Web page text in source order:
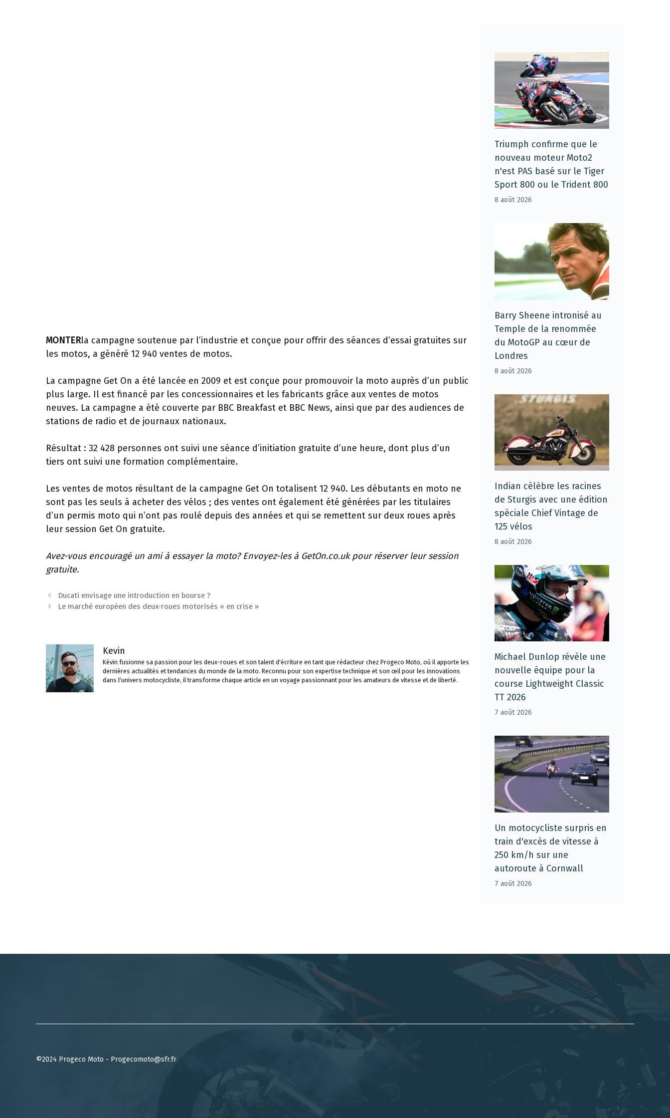
MONTERla campagne soutenue par l’industrie et conçue pour offrir des séances d’essai gratuites sur
les motos, a généré 12 940 ventes de motos.
La campagne Get On a été lancée en 2009 et est conçue pour promouvoir la moto auprès d’un public
plus large. Il est financé par les concessionnaires et les fabricants grâce aux ventes de motos
neuves. La campagne a été couverte par BBC Breakfast et BBC News, ainsi que par des audiences de
stations de radio et de journaux nationaux.
Résultat : 32 428 personnes ont suivi une séance d’initiation gratuite d’une heure, dont plus d’un
tiers ont suivi une formation complémentaire.
Les ventes de motos résultant de la campagne Get On totalisent 12 940. Les débutants en moto ne
sont pas les seuls à acheter des vélos ; des ventes ont également été générées par les titulaires
d’un permis moto qui n’ont pas roulé depuis des années et qui se remettent sur deux roues après
leur session Get On gratuite.
Avez-vous encouragé un ami à essayer la moto? Envoyez-les à GetOn.co.uk pour réserver leur session
gratuite.
Navigation
des
Ducati envisage une introduction en bourse ?
Le marché européen des deux-roues motorisés « en crise »
Kevin
Kévin fusionne sa passion pour les deux-roues et son talent d'écriture en tant que rédacteur chez Progeco Moto, où il apporte les
dernières actualités et tendances du monde de la moto. Reconnu pour son expertise technique et son œil pour les innovations
dans l'univers motocycliste, il transforme chaque article en un voyage passionnant pour les amateurs de vitesse et de liberté.
Triumph confirme que le
nouveau moteur Moto2
n'est PAS basé sur le Tiger
Sport 800 ou le Trident 800
8 août 2026
Barry Sheene intronisé au
Temple de la renommée
du MotoGP au cœur de
Londres
8 août 2026
Indian célèbre les racines
de Sturgis avec une édition
spéciale Chief Vintage de
125 vélos
8 août 2026
Michael Dunlop révèle une
nouvelle équipe pour la
course Lightweight Classic
TT 2026
7 août 2026
Un motocycliste surpris en
train d'excès de vitesse à
250 km/h sur une
autoroute à Cornwall
7 août 2026
©2024 Progeco Moto - Progecomoto@sfr.fr